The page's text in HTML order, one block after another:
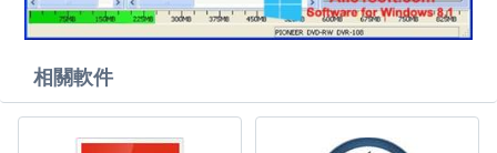
相關軟件